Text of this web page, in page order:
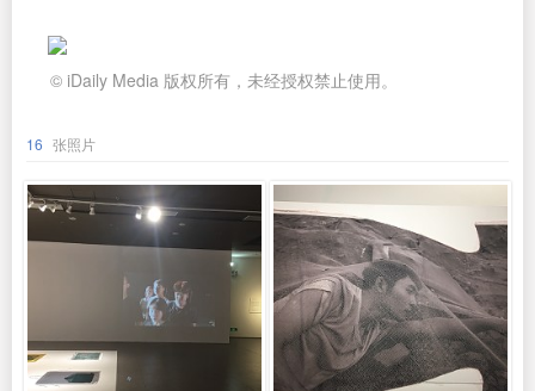
© iDaily Media 版权所有，未经授权禁止使用。
16 张照片